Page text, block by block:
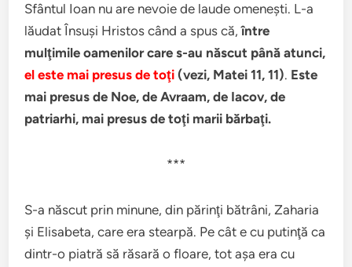
Sfântul Ioan nu are nevoie de laude omeneşti. L-a
lăudat Însuşi Hristos când a spus că,între
mulţimile oamenilor care s-au născut până atunci,
el este mai presus de toţi(vezi, Matei 11, 11). Este
mai presus de Noe, de Avraam, de Iacov, de
patriarhi, mai presus de toţi marii bărbaţi.
***
S-a născut prin minune, din părinţi bătrâni, Zaharia
şi Elisabeta, care era stearpă. Pe cât e cu putinţă ca
dintr-o piatră să răsară o floare, tot aşa era cu